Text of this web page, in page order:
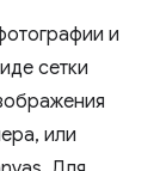
и
сетки
или